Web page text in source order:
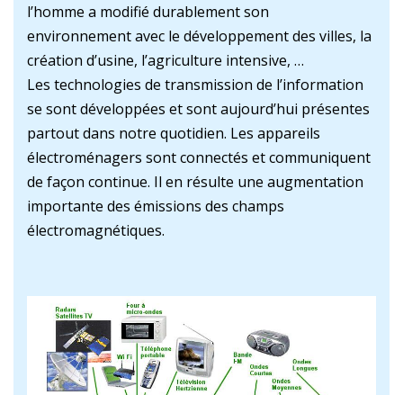
l’homme a modifié durablement son
environnement avec le développement des villes, la
création d’usine, l’agriculture intensive, …
Les technologies de transmission de l’information
se sont développées et sont aujourd’hui présentes
partout dans notre quotidien. Les appareils
électroménagers sont connectés et communiquent
de façon continue. Il en résulte une augmentation
importante des émissions des champs
électromagnétiques.